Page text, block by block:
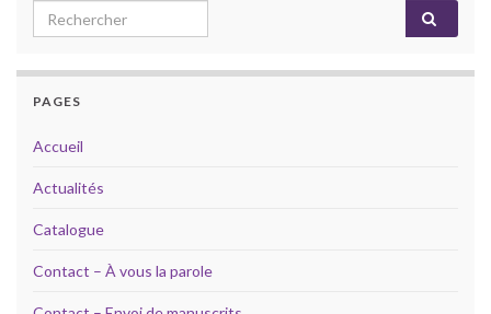
Search for:
PAGES
Accueil
Actualités
Catalogue
Contact – À vous la parole